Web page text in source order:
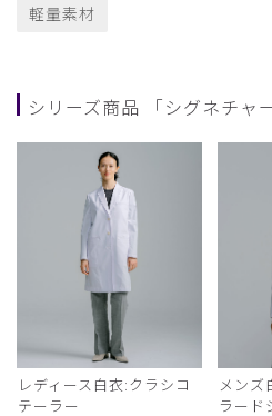
軽量素材
シリーズ商品 「シグネチャー
レディース白衣:クラシコ
テーラー
メンズ
ラード